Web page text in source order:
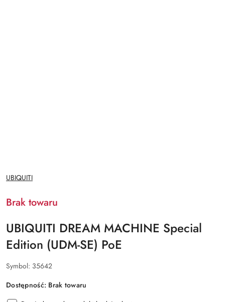
NAZWA
PRODUCENTA:
UBIQUITI
Brak towaru
UBIQUITI DREAM MACHINE Special
Edition (UDM-SE) PoE
Symbol: 35642
Dostępność: Brak towaru